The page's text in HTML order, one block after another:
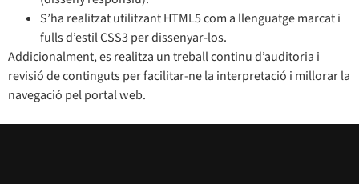
S’ha realitzat utilitzant HTML5 com a llenguatge marcat i
fulls d’estil CSS3 per dissenyar-los.
Addicionalment, es realitza un treball continu d’auditoria i
revisió de continguts per facilitar-ne la interpretació i millorar la
navegació pel portal web.